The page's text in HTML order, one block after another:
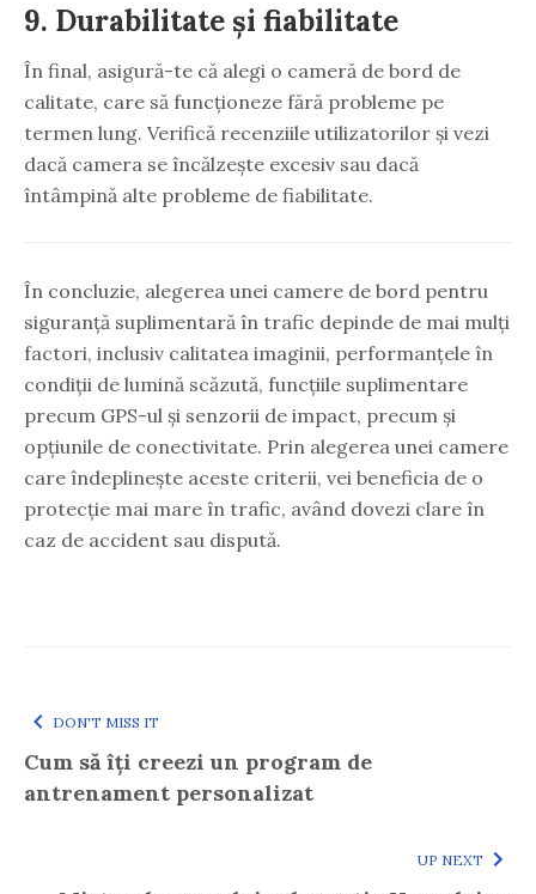
9. Durabilitate și fiabilitate
În final, asigură-te că alegi o cameră de bord de
calitate, care să funcționeze fără probleme pe
termen lung. Verifică recenziile utilizatorilor și vezi
dacă camera se încălzește excesiv sau dacă
întâmpină alte probleme de fiabilitate.
În concluzie, alegerea unei camere de bord pentru
siguranță suplimentară în trafic depinde de mai mulți
factori, inclusiv calitatea imaginii, performanțele în
condiții de lumină scăzută, funcțiile suplimentare
precum GPS-ul și senzorii de impact, precum și
opțiunile de conectivitate. Prin alegerea unei camere
care îndeplinește aceste criterii, vei beneficia de o
protecție mai mare în trafic, având dovezi clare în
caz de accident sau dispută.
DON'T MISS IT
Cum să îți creezi un program de
antrenament personalizat
UP NEXT